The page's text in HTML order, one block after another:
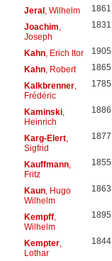
Jeral, Wilhelm 1861
Joachim
Joseph
1831
Kahn, Erich Itor 1905
Kahn, Robert 1865
Kalkbrenner,
Frédéric
1785
Kaminski,
Heinrich
1886
Karg-Elert,
Sigfrid
1877
Kauffmann,
Fritz
1855
Kaun, Hugo
Wilhelm
1863
Kempff,
Wilhelm
1895
Kempter,
Lothar
1844